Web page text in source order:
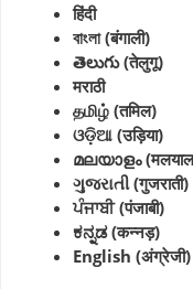
हिंदी
বাংলা (बंगाली)
తెలుగు (तेलुगू)
मराठी
தமிழ் (तमिल)
ଓଡ଼ିଆ (उड़िया)
മലയാളം
ગુજરાતી (गुजराती)
ਪੰਜਾਬੀ (पंजाबी)
ಕನ್ನಡ (कन्नड़)
English (अंग्रेजी)